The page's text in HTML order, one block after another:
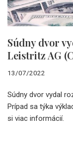
Súdny dvor
Leistritz AG
13/07/2022
Súdny dvor vydal
Prípad sa týka
si viac informácií.